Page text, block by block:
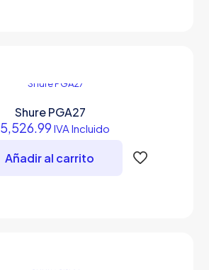
Shure PGA27
5,526.99 IVA Incluido
Añadir al carrito